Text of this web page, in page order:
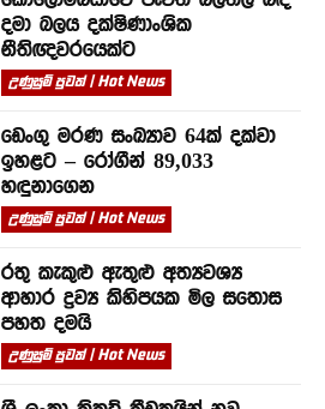
දමා බලය දක්ෂිණාංශික
නීතිඥවරයෙක්ට
උණුසුම් පුවත් | Hot News
ඩෙංගු මරණ සංඛ්‍යාව 64ක් දක්වා
ඉහළට – රෝගීන් 89,033
හඳුනාගෙන
උණුසුම් පුවත් | Hot News
රතු කැකුළු ඇතුළු අත්‍යවශ්‍ය
ආහාර ද්‍රව්‍ය කිහිපයක මිල සතොස
පහත දමයි
උණුසුම් පුවත් | Hot News